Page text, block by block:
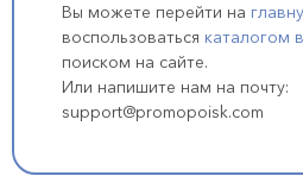
Вы можете перейти на
воспользоваться каталогом
поиском на сайте.
Или напишите нам на почту:
support@promopoisk.com